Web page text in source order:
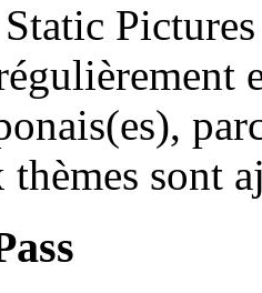
thèmes sont